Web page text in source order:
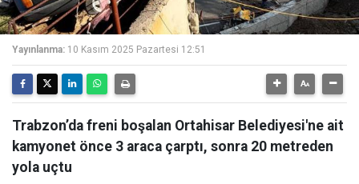
Yayınlanma: 10 Kasım 2025 Pazartesi 12:51
Trabzon’da freni boşalan Ortahisar Belediyesi'ne ait
kamyonet önce 3 araca çarptı, sonra 20 metreden
yola uçtu